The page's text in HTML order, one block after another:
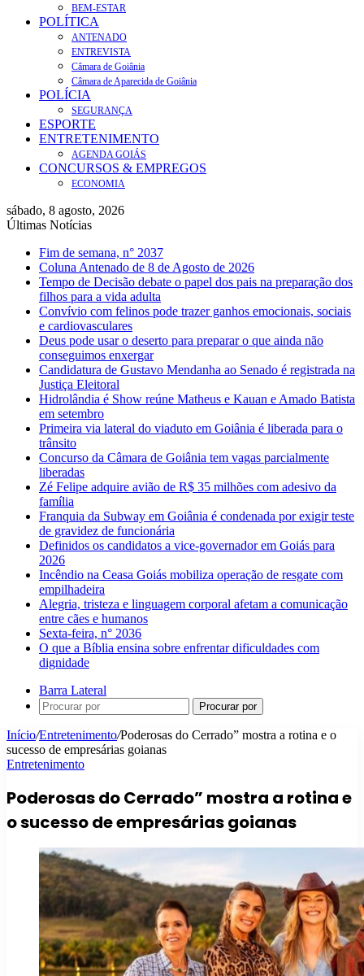
BEM-ESTAR
POLÍTICA
ANTENADO
ENTREVISTA
Câmara de Goiânia
Câmara de Aparecida de Goiânia
POLÍCIA
SEGURANÇA
ESPORTE
ENTRETENIMENTO
AGENDA GOIÁS
CONCURSOS & EMPREGOS
ECONOMIA
sábado, 8 agosto, 2026
Últimas Notícias
Fim de semana, n° 2037
Coluna Antenado de 8 de Agosto de 2026
Tempo de Decisão debate o papel dos pais na preparação dos
filhos para a vida adulta
Convívio com felinos pode trazer ganhos emocionais, sociais
e cardiovasculares
Deus pode usar o deserto para preparar o que ainda não
conseguimos enxergar
Candidatura de Gustavo Mendanha ao Senado é registrada na
Justiça Eleitoral
Hidrolândia é Show reúne Matheus e Kauan e Amado Batista
em setembro
Primeira via lateral do viaduto em Goiânia é liberada para o
trânsito
Concurso da Câmara de Goiânia tem vagas parcialmente
liberadas
Zé Felipe adquire avião de R$ 35 milhões com adesivo da
família
Franquia da Subway em Goiânia é condenada por exigir teste
de gravidez de funcionária
Definidos os candidatos a vice-governador em Goiás para
2026
Incêndio na Ceasa Goiás mobiliza operação de resgate com
empilhadeira
Alegria, tristeza e linguagem corporal afetam a comunicação
entre cães e humanos
Sexta-feira, n° 2036
O que a Bíblia ensina sobre enfrentar dificuldades com
dignidade
Barra Lateral
Procurar por
Início/Entretenimento/Poderosas do Cerrado” mostra a rotina e o
sucesso de empresárias goianas
Entretenimento
Poderosas do Cerrado” mostra a rotina e
o sucesso de empresárias goianas